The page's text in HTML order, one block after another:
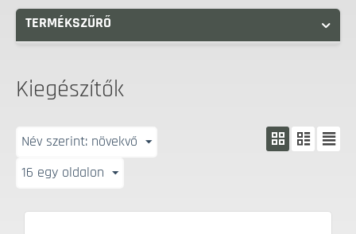
TERMÉKSZŰRŐ
Kiegészítők
Név szerint: növekvő
16 egy oldalon